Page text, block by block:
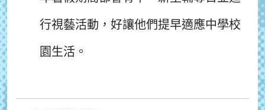
行視藝活動，好讓他們提早適應中學校
園生活。